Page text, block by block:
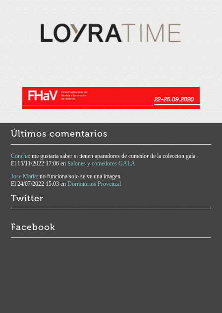
Últimos comentarios
Concha: me gustaria saber si tienen aparadores de comedor de la coleccion gala
El 15/11/2022 17:06 enSalones y comedores GALA
Jose Maria: no funciona solo se ve una imagen
El24/07/2022 15:03 enDormitorios Provenzal
Twitter
Facebook